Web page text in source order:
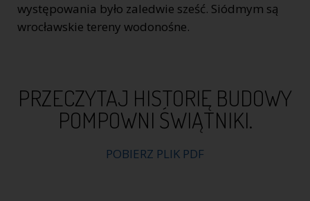
występowania było zaledwie sześć. Siódmym są
wrocławskie tereny wodonośne.
PRZECZYTAJ HISTORIĘ BUDOWY
POMPOWNI ŚWIĄTNIKI.
POBIERZ PLIK PDF